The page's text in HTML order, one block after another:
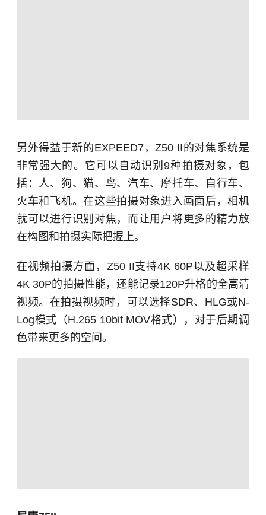
另外得益于新的EXPEED7，Z50 II的对焦系统是
非常强大的。它可以自动识别9种拍摄对象，包
括：人、狗、猫、鸟、汽车、摩托车、自行车、
火车和飞机。在这些拍摄对象进入画面后，相机
就可以进行识别对焦，而让用户将更多的精力放
在构图和拍摄实际把握上。
在视频拍摄方面，Z50 II支持4K 60P以及超采样
4K 30P的拍摄性能，还能记录120P升格的全高清
视频。在拍摄视频时，可以选择SDR、HLG或N-
Log模式（H.265 10bit MOV格式），对于后期调
色带来更多的空间。